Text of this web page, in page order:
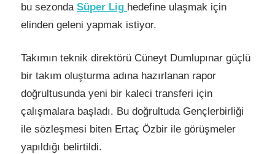
bu sezonda Süper Lig hedefine ulaşmak için
elinden geleni yapmak istiyor.
Takımın teknik direktörü Cüneyt Dumlupınar güçlü
bir takım oluşturma adına hazırlanan rapor
doğrultusunda yeni bir kaleci transferi için
çalışmalara başladı. Bu doğrultuda Gençlerbirliği
ile sözleşmesi biten Ertaç Özbir ile görüşmeler
yapıldığı belirtildi.